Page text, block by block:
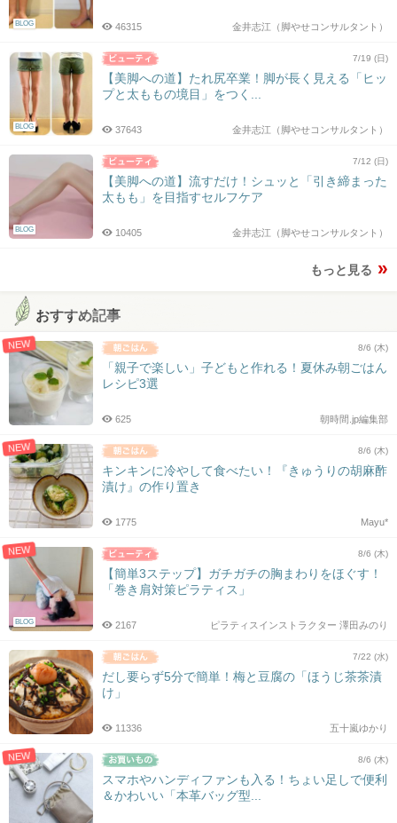
BLOG 金井志江（脚やせコンサルタント）
46315
BLOG
7/19 (日)
【美脚への道】たれ尻卒業！脚が長く見える「ヒッ
プと太ももの境目」をつく...
金井志江（脚やせコンサルタント）
37643
BLOG
7/12 (日)
【美脚への道】流すだけ！シュッと「引き締まった
太もも」を目指すセルフケア
金井志江（脚やせコンサルタント）
10405
もっと見る
おすすめ記事
NEW 8/6 (木)
「親子で楽しい」子どもと作れる！夏休み朝ごはん
レシピ3選
朝時間.jp編集部
625
NEW 8/6 (木)
キンキンに冷やして食べたい！『きゅうりの胡麻酢
漬け』の作り置き
Mayu*
1775
NEW
BLOG
8/6 (木)
【簡単3ステップ】ガチガチの胸まわりをほぐす！
「巻き肩対策ピラティス」
ピラティスインストラクター 澤田みのり
2167
7/22 (水)
だし要らず5分で簡単！梅と豆腐の「ほうじ茶茶漬
け」
五十嵐ゆかり
11336
NEW 8/6 (木)
スマホやハンディファンも入る！ちょい足しで便利
＆かわいい「本革バッグ型...